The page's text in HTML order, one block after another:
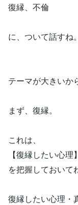
復縁、不倫
に、ついて話すね。
テーマが大きいか
まず、復縁。
これは、
【復縁したい心理】
を把握しておいて
復縁したい心理・